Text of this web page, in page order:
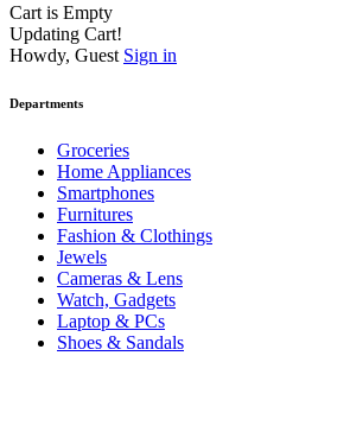
Cart is Empty
Updating Cart!
Howdy, Guest Sign in
Departments
Groceries
Home Appliances
Smartphones
Furnitures
Fashion & Clothings
Jewels
Cameras & Lens
Watch, Gadgets
Laptop & PCs
Shoes & Sandals